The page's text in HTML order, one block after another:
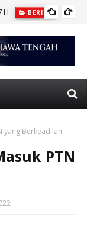
H BERITA
yang Berkeadilan
PTN